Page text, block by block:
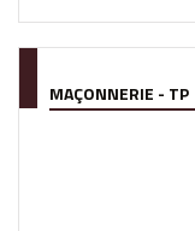
MAÇONNERIE - TP